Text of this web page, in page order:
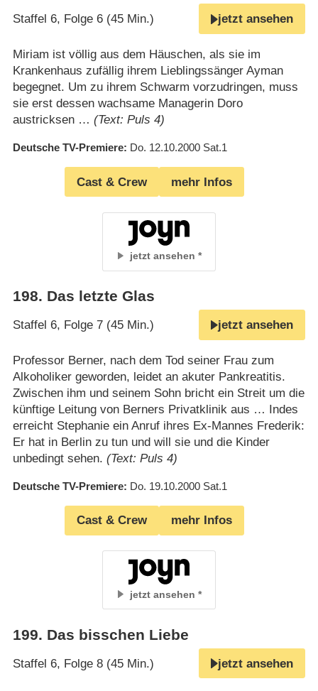
Staffel 6, Folge 6 (45 Min.) jetzt ansehen
Miriam ist völlig aus dem Häuschen, als sie im
Krankenhaus zufällig ihrem Lieblingssänger Ayman
begegnet. Um zu ihrem Schwarm vorzudringen, muss
sie erst dessen wachsame Managerin Doro
austricksen … (Text: Puls 4)
Deutsche TV-Premiere Do. 12.10.2000 Sat.1
Cast & Crew mehr Infos
jetzt ansehen
198. Das letzte Glas
Staffel 6, Folge 7 (45 Min.) jetzt ansehen
Professor Berner, nach dem Tod seiner Frau zum
Alkoholiker geworden, leidet an akuter Pankreatitis.
Zwischen ihm und seinem Sohn bricht ein Streit um die
künftige Leitung von Berners Privatklinik aus … Indes
erreicht Stephanie ein Anruf ihres Ex-Mannes Frederik:
Er hat in Berlin zu tun und will sie und die Kinder
unbedingt sehen. (Text: Puls 4)
Deutsche TV-Premiere Do. 19.10.2000 Sat.1
Cast & Crew mehr Infos
jetzt ansehen
199. Das bisschen Liebe
Staffel 6, Folge 8 (45 Min.) jetzt ansehen